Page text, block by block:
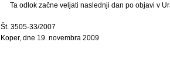
Ta odlok začne veljati naslednji dan po objavi v
Št. 3505-33/2007
Koper, dne 19. novembra 2009